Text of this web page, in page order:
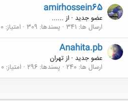
amirhossein65
عضو جدید · از ......
ارسال ها 341 پسندها 309 امتیاز 0
Anahita.pb
عضو جدید · ازتهران
ارسال ها 240 پسندها 296 امتیاز 0